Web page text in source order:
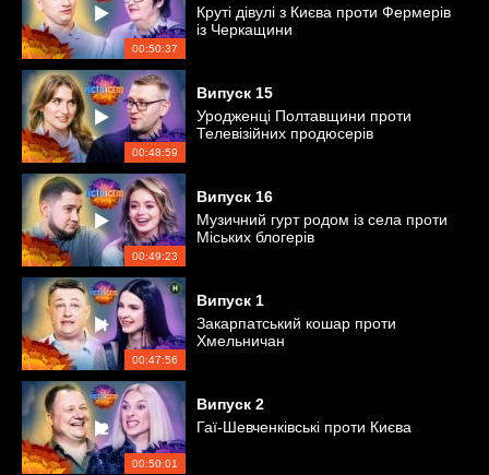
00:50:37
Круті дівулі з Києва проти Фермерів
із Черкащини
00:48:59
Випуск 15
Уродженці Полтавщини проти
Телевізійних продюсерів
00:49:23
Випуск 16
Музичний гурт родом із села проти
Міських блогерів
00:47:56
Випуск 1
Закарпатський кошар проти
Хмельничан
00:50:01
Випуск 2
Гаї-Шевченківські проти Києва